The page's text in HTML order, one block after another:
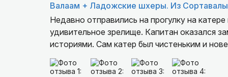
Валаам + Ладожские шхеры. Из Сортавалы
Недавно отправились на прогулку на
удивительное зрелище. Капитан оказался
историями. Сам катер был чистеньким и